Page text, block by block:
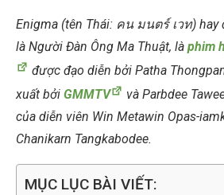
Enigma (tên Thái: คน มนตร์ เวท) hay
là Người Đàn Ông Ma Thuật, là phim
được đạo diễn bởi Patha
xuất bởi GMMTV
và Parbdee
của diễn viên Win Metawin Opas-
Chanikarn Tangkabodee.
MỤC LỤC BÀI VIẾT: